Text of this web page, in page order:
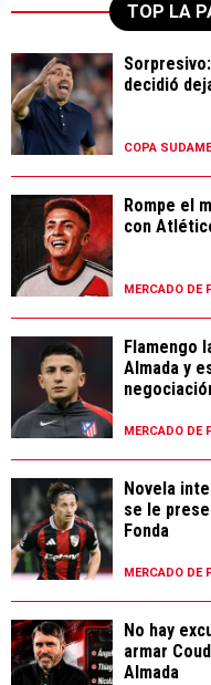
TOP LA
decidió
COPA
Rompe el
con
MERCADO DE
Flamengo
Almada y
MERCADO DE
Novela
se le
Fonda
MERCADO DE
No hay
armar
Almada